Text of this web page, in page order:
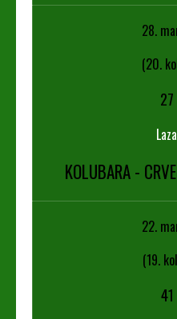
28.
(20.
27
KOLUBARA -
22.
(19.
41